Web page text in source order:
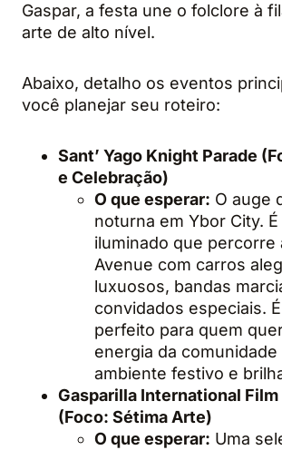
Gaspar, a festa une o folclore à
arte de alto nível.
Abaixo, detalho os eventos
você planejar seu roteiro:
Sant’ Yago Knight Parade
e Celebração)
O que esperar: O auge
noturna em Ybor City.
iluminado que percorre
Avenue com carros
luxuosos, bandas
convidados especiais.
perfeito para quem
energia da comunidade
ambiente festivo e
Gasparilla International
(Foco: Sétima Arte)
O que esperar: Uma